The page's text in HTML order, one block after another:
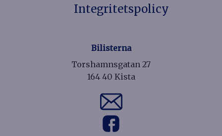
Integritetspolicy
Bilisterna
Torshamnsgatan 27
164 40 Kista